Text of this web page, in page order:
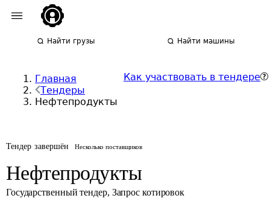
Найти грузы Найти машины
Главная
Тендеры
Нефтепродукты
Как участвовать в тендере
Тендер завершён Несколько поставщиков
Нефтепродукты
Государственный тендер, Запрос котировок